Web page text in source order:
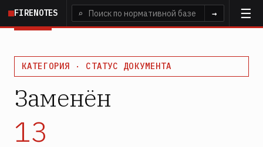
Перейти
FIRENOTES ⌕ →
КАТЕГОРИЯ · СТАТУС ДОКУМЕНТА
Заменён
13